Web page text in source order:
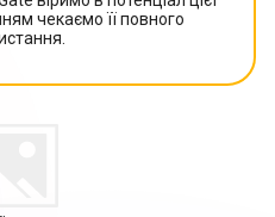
чекаємо її повного